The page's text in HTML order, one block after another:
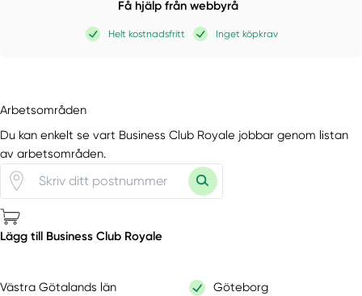
Få hjälp från webbyrå
Helt kostnadsfritt Inget köpkrav
Arbetsområden
Du kan enkelt se vart Business Club Royale jobbar genom listan
av arbetsområden.
Lägg till Business Club Royale
Västra Götalands län
Göteborg